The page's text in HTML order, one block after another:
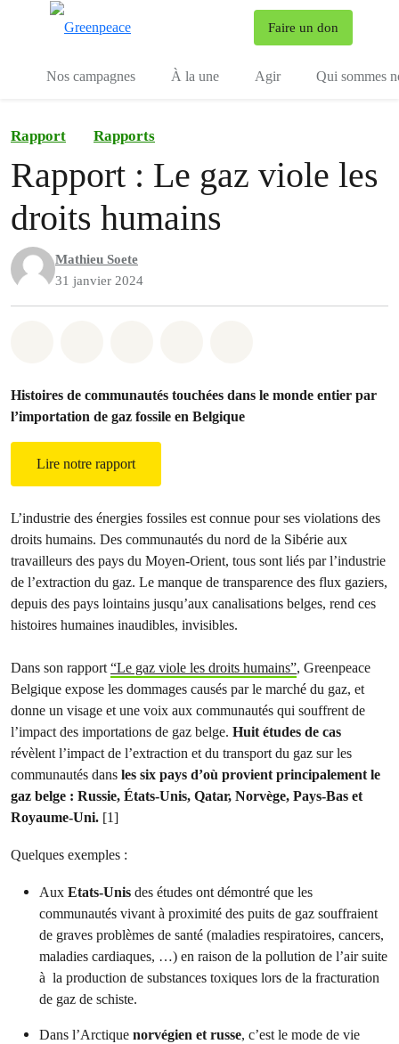
Faire un don
Nos campagnes À la une Agir Qui sommes
Rapport Rapports
Rapport : Le gaz viole les
droits humains
Mathieu Soete
31 janvier 2024
Histoires de communautés touchées dans le monde entier par
l’importation de gaz fossile en Belgique
Lire notre rapport
L’industrie des énergies fossiles est connue pour ses violations des
droits humains. Des communautés du nord de la Sibérie aux
travailleurs des pays du Moyen-Orient, tous sont liés par l’industrie
de l’extraction du gaz. Le manque de transparence des flux gaziers,
depuis des pays lointains jusqu’aux canalisations belges, rend ces
histoires humaines inaudibles, invisibles.
Dans son rapport“Le gaz viole les droits humains”, Greenpeace
Belgique expose les dommages causés par le marché du gaz, et
donne un visage et une voix aux communautés qui souffrent de
l’impact des importations de gaz belge. Huit études de cas
révèlent l’impact de l’extraction et du transport du gaz sur les
communautés dans les six pays d’où provient principalement le
gaz belge : Russie, États-Unis, Qatar, Norvège, Pays-Bas et
Royaume-Uni. [1]
Quelques exemples :
Aux Etats-Unis des études ont démontré que les
communautés vivant à proximité des puits de gaz souffraient
de graves problèmes de santé (maladies respiratoires, cancers,
maladies cardiaques, …) en raison de la pollution de l’air suite
à la production de substances toxiques lors de la fracturation
de gaz de schiste.
Dans l’Arctique norvégien et russe, c’est le mode de vie